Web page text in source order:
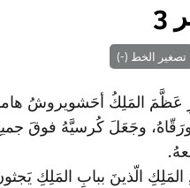
تصغير الخط (-)
عَظَّمَ المَلِكُ أحَشويروشُ
ورَقّاهُ، وجَعَلَ كُرسيَّهُ فوقَ
الّذينَ ببابِ المَلِكِ